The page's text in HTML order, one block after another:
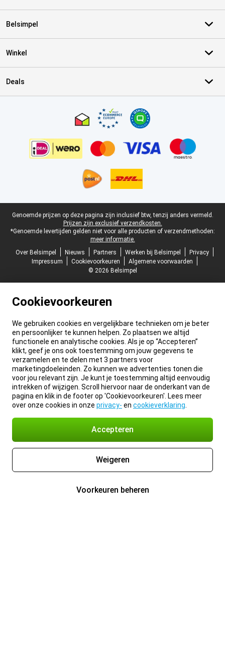
Belsimpel
Winkel
Deals
Juridische voettekst
Genoemde prijzen op deze pagina zijn inclusief btw, tenzij anders vermeld.
Prijzen zijn exclusief verzendkosten.
*Genoemde levertijden gelden niet voor alle producten of verzendmethoden:
meer informatie.
Over Belsimpel
Nieuws Partners Werken bij Belsimpel
Privacy
Impressum
Cookievoorkeuren
Algemene voorwaarden
© 2026 Belsimpel
Cookievoorkeuren
We gebruiken cookies en vergelijkbare technieken om je beter
en persoonlijker te kunnen helpen. Zo plaatsen we altijd
functionele en analytische cookies. Als je op “Accepteren”
klikt, geef je ons ook toestemming om jouw gegevens te
verzamelen en te delen met 3 partners voor
marketingdoeleinden. Zo kunnen we advertenties tonen die
voor jou relevant zijn. Je kunt je toestemming altijd eenvoudig
intrekken of wijzigen. Scroll hiervoor naar de onderkant van de
pagina en klik in de footer op 'Cookievoorkeuren'. Lees meer
over onze cookies in onze privacy- en cookieverklaring
Accepteren
Weigeren
Voorkeuren beheren